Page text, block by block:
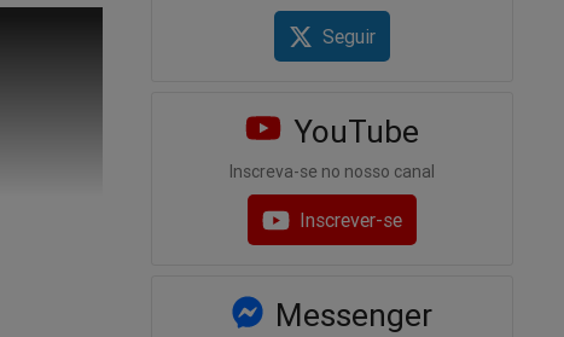
Seguir
YouTube
Inscreva-se no nosso canal
Inscrever-se
Messenger